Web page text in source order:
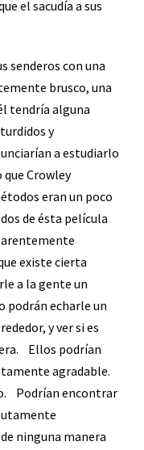
el sacudía a sus
senderos con una
brusco, una
tendría alguna
y
a estudiarlo
Crowley
eran un poco
de ésta película
existe cierta
a la gente un
podrán echarle un
y ver si es
Ellos podrían
agradable.
Podrían encontrar
ninguna manera